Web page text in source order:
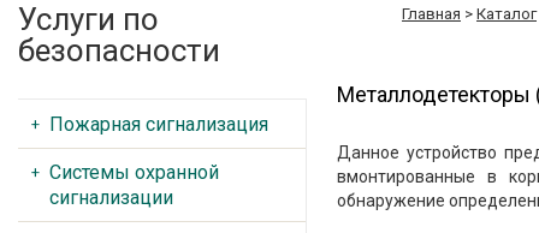
Главная > Каталог
Металлодетекторы
Данное устройство
вмонтированные в
обнаружение
Услуги по
безопасности
Пожарная сигнализация
Системы охранной
сигнализации